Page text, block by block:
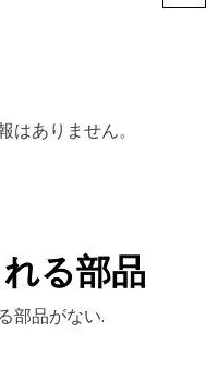
ありません。
る部品
部品がない.